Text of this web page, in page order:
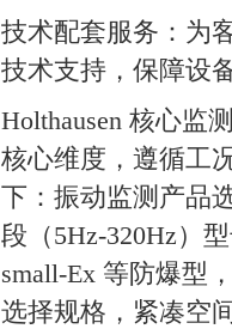
技术配套服务：为
技术支持，保障设
Holthausen 核心监
核心维度，遵循工
下： 振动监测产品
段（5Hz-320Hz）
small-Ex 等防爆型
选择规格，紧凑空